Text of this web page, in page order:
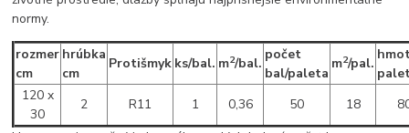
normy.
rozmer
cm
hrúbka
cm
Protišmyk ks/bal. m2/bal.
počet
bal/paleta
m2/pal.
120 x
30
2 R11 1 0,36 50 18